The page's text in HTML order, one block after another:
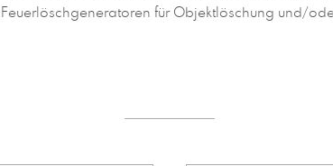
Feuerlöschgeneratoren für Objektlöschung und/